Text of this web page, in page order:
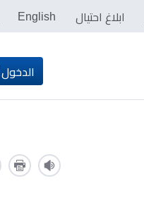
ابلاغ احتيال English
الدخول